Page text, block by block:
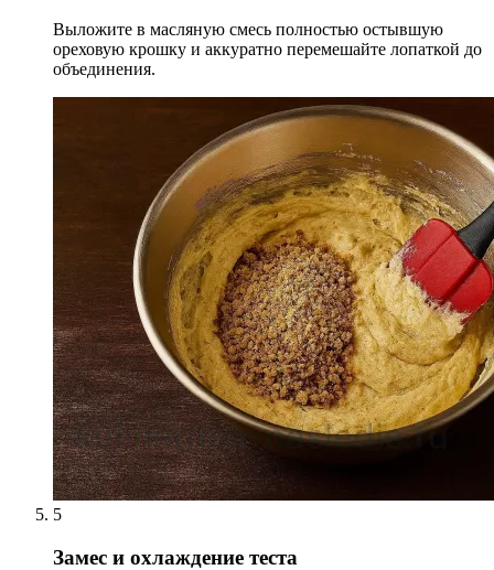
Выложите в масляную смесь полностью остывшую
ореховую крошку и аккуратно перемешайте лопаткой до
объединения.
5
Замес и охлаждение теста